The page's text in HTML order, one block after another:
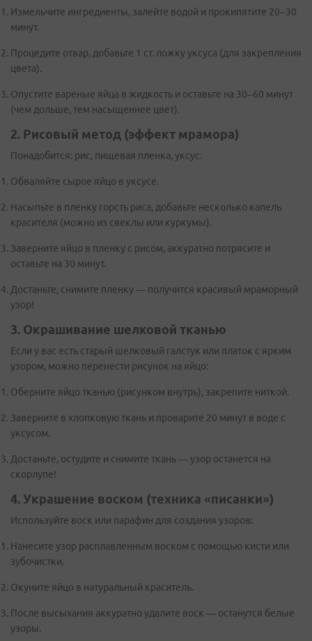
Измельчите ингредиенты, залейте водой и прокипятите 20–30
минут.
Процедите отвар, добавьте 1 ст. ложку уксуса (для закрепления
цвета).
Опустите вареные яйца в жидкость и оставьте на 30–60 минут
(чем дольше, тем насыщеннее цвет).
2. Рисовый метод (эффект мрамора)
Понадобится: рис, пищевая пленка, уксус.
Обваляйте сырое яйцо в уксусе.
Насыпьте в пленку горсть риса, добавьте несколько капель
красителя (можно из свеклы или куркумы).
Заверните яйцо в пленку с рисом, аккуратно потрясите и
оставьте на 30 минут.
Достаньте, снимите пленку — получится красивый мраморный
узор!
3. Окрашивание шелковой тканью
Если у вас есть старый шелковый галстук или платок с ярким
узором, можно перенести рисунок на яйцо:
Оберните яйцо тканью (рисунком внутрь), закрепите ниткой.
Заверните в хлопковую ткань и проварите 20 минут в воде с
уксусом.
Достаньте, остудите и снимите ткань — узор останется на
скорлупе!
4. Украшение воском (техника «писанки»)
Используйте воск или парафин для создания узоров:
Нанесите узор расплавленным воском с помощью кисти или
зубочистки.
Окуните яйцо в натуральный краситель.
После высыхания аккуратно удалите воск — останутся белые
узоры.